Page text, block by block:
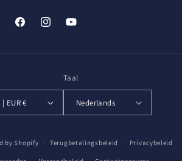
FacebookInstagramYouTube
Nederland | EUR €
Taal
Nederlands
by Shopify Terugbetalingsbeleid Privacybeleid